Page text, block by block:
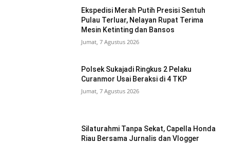
Ekspedisi Merah Putih Presisi Sentuh
Pulau Terluar, Nelayan Rupat Terima
Mesin Ketinting dan Bansos
Jumat, 7 Agustus 2026
Polsek Sukajadi Ringkus 2 Pelaku
Curanmor Usai Beraksi di 4 TKP
Jumat, 7 Agustus 2026
Silaturahmi Tanpa Sekat, Capella Honda
Riau Bersama Jurnalis dan Vlogger